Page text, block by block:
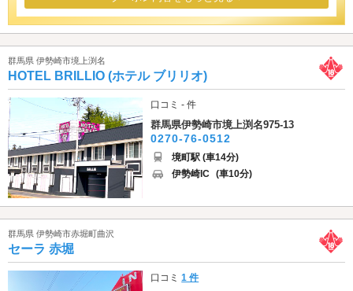
群馬県 伊勢崎市境上渕名
HOTEL BRILLIO (ホテル ブリリオ)
口コミ - 件
群馬県伊勢崎市境上渕名975-13
0270-76-0512
境町駅 (車14分)
伊勢崎IC (車10分)
群馬県 伊勢崎市赤堀町曲沢
セーラ 赤堀
口コミ1 件